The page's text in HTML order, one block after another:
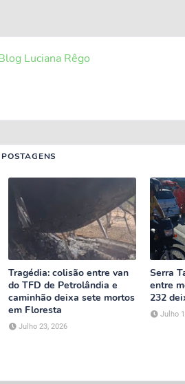
Luciana Rêgo
Tragédia: colisão entre van
do TFD de Petrolândia e
caminhão deixa sete mortos
em Floresta
Julho 23, 2026
Serra
entre
232
Julho